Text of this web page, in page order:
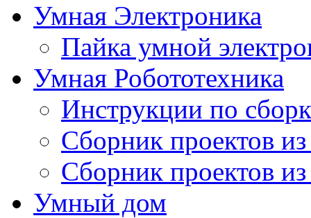
Умная Электроника
Пайка умной
Умная Робототехника
Инструкции по
Сборник проектов
Сборник проектов
Умный дом